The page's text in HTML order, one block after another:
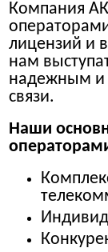
Компания
лицензий и
нам
надежным и
связи.
Наши